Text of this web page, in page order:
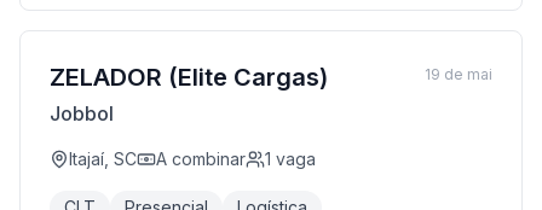
ZELADOR (Elite Cargas)
Jobbol
Itajaí, SC A combinar 1 vaga
19 de mai